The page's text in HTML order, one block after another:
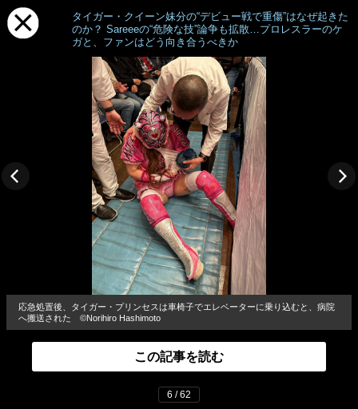
タイガー・クイーン妹分の“デビュー戦で重傷”はなぜ起きた
のか？ Sareeeの“危険な技”論争も拡散…プロレスラーのケ
ガと、ファンはどう向き合うべきか
応急処置後、タイガー・プリンセスは車椅子でエレベーターに乗り込むと、病院
へ搬送された ©Norihiro Hashimoto
この記事を読む
6 / 62